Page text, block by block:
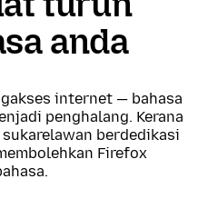
anda
internet — bahasa
penghalang. Kerana
berdedikasi
Firefox